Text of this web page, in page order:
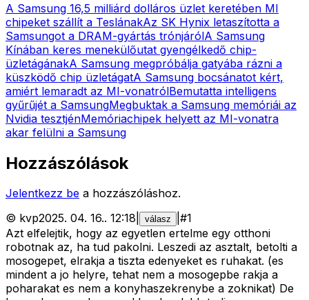
A Samsung 16,5 milliárd dolláros üzlet keretében MI
chipeket szállít a TeslánakAz SK Hynix letaszította a
Samsungot a DRAM-gyártás trónjárólA Samsung
Kínában keres menekülőutat gyengélkedő chip-
üzletágánakA Samsung megpróbálja gatyába rázni a
küszködő chip üzletágatA Samsung bocsánatot kért,
amiért lemaradt az MI-vonatrólBemutatta intelligens
gyűrűjét a SamsungMegbuktak a Samsung memóriái az
Nvidia tesztjénMemóriachipek helyett az MI-vonatra
akar felülni a Samsung
Hozzászólások
Jelentkezz be a hozzászóláshoz.
© kvp2025. 04. 16.. 12:18 válasz #1
Azt elfelejtik, hogy az egyetlen ertelme egy otthoni
robotnak az, ha tud pakolni. Leszedi az asztalt, betolti a
mosogepet, elrakja a tiszta edenyeket es ruhakat. (es
mindent a jo helyre, tehat nem a mosogepbe rakja a
poharakat es nem a konyhaszekrenybe a zoknikat) De